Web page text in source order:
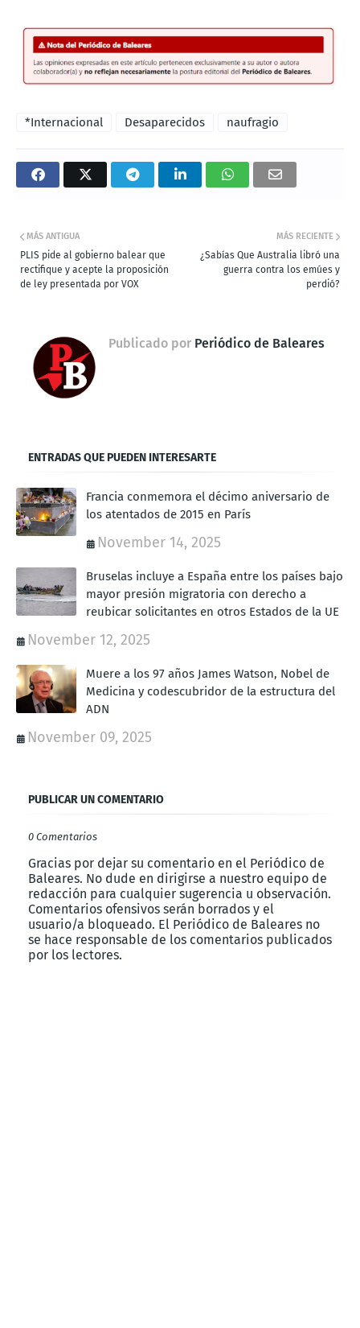
*Internacional Desaparecidos naufragio
MÁS RECIENTE
¿Sabías Que Australia libró una
guerra contra los emúes y
perdió?
MÁS ANTIGUA
PLIS pide al gobierno balear que
rectifique y acepte la proposición
de ley presentada por VOX
Publicado por Periódico de Baleares
ENTRADAS QUE PUEDEN INTERESARTE
Francia conmemora el décimo aniversario de
los atentados de 2015 en París
November 14, 2025
Bruselas incluye a España entre los países bajo
mayor presión migratoria con derecho a
reubicar solicitantes en otros Estados de la UE
November 12, 2025
Muere a los 97 años James Watson, Nobel de
Medicina y codescubridor de la estructura del
ADN
November 09, 2025
PUBLICAR UN COMENTARIO
0 Comentarios
Gracias por dejar su comentario en el Periódico de
Baleares. No dude en dirigirse a nuestro equipo de
redacción para cualquier sugerencia u observación.
Comentarios ofensivos serán borrados y el
usuario/a bloqueado. El Periódico de Baleares no
se hace responsable de los comentarios publicados
por los lectores.